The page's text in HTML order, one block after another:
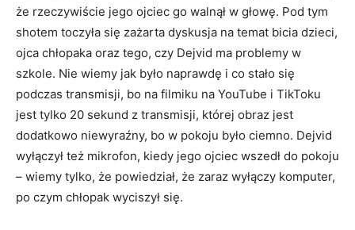
że rzeczywiście jego ojciec go walnął w głowę. Pod tym
shotem toczyła się zażarta dyskusja na temat bicia dzieci,
ojca chłopaka oraz tego, czy Dejvid ma problemy w
szkole. Nie wiemy jak było naprawdę i co stało się
podczas transmisji, bo na filmiku na YouTube i TikToku
jest tylko 20 sekund z transmisji, której obraz jest
dodatkowo niewyraźny, bo w pokoju było ciemno. Dejvid
wyłączył też mikrofon, kiedy jego ojciec wszedł do pokoju
– wiemy tylko, że powiedział, że zaraz wyłączy komputer,
po czym chłopak wyciszył się.